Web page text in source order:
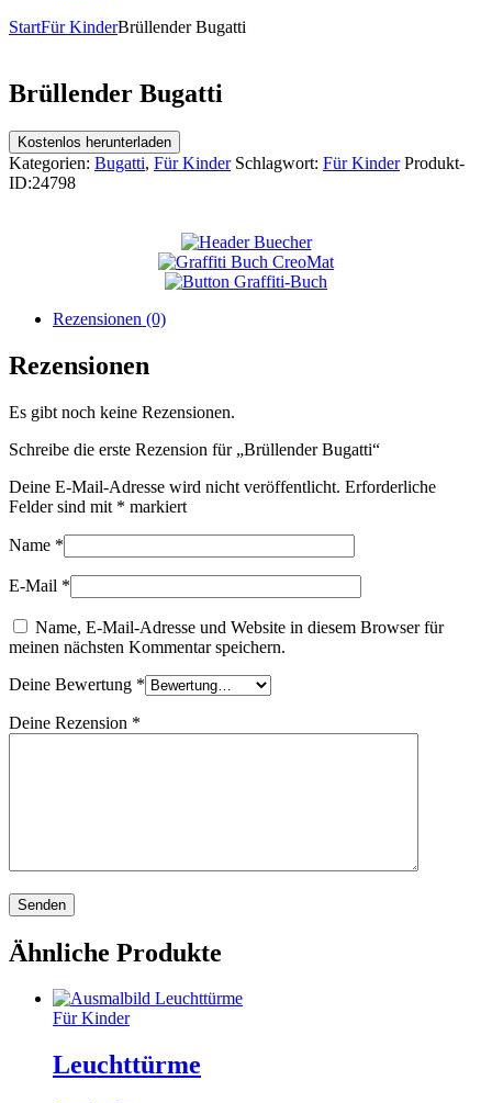
StartFür KinderBrüllender Bugatti
Brüllender Bugatti
Kostenlos herunterladen
Kategorien: Bugatti, Für Kinder Schlagwort: Für Kinder Produkt-
ID:24798
Rezensionen (0)
Rezensionen
Es gibt noch keine Rezensionen.
Schreibe die erste Rezension für „Brüllender Bugatti“
Deine E-Mail-Adresse wird nicht veröffentlicht. Erforderliche
Felder sind mit * markiert
Name *
E-Mail *
Name, E-Mail-Adresse und Website in diesem Browser für
meinen nächsten Kommentar speichern.
Deine Bewertung *
Deine Rezension *
Ähnliche Produkte
Für Kinder
Leuchttürme